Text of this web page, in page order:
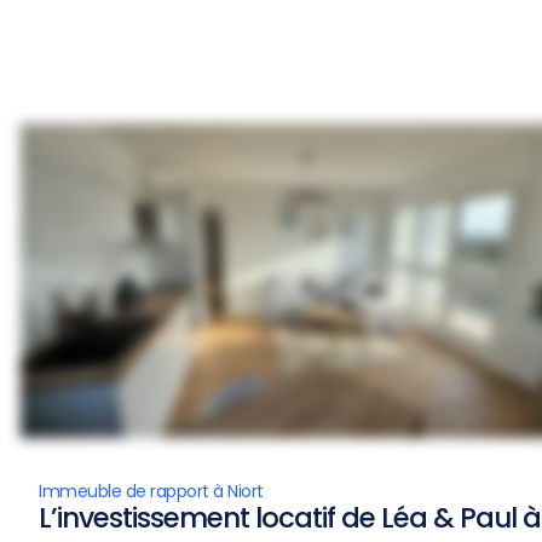
Immeuble de rapport à Niort
L’investissement locatif de Léa & Paul